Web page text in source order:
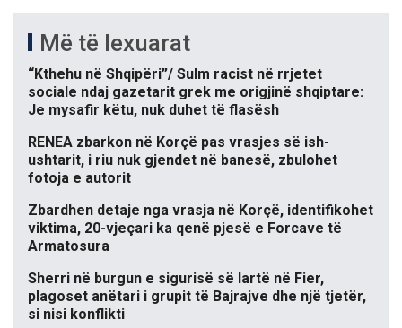
Më të lexuarat
“Kthehu në Shqipëri”/ Sulm racist në rrjetet
sociale ndaj gazetarit grek me origjinë shqiptare:
Je mysafir këtu, nuk duhet të flasësh
RENEA zbarkon në Korçë pas vrasjes së ish-
ushtarit, i riu nuk gjendet në banesë, zbulohet
fotoja e autorit
Zbardhen detaje nga vrasja në Korçë, identifikohet
viktima, 20-vjeçari ka qenë pjesë e Forcave të
Armatosura
Sherri në burgun e sigurisë së lartë në Fier,
plagoset anëtari i grupit të Bajrajve dhe një tjetër,
si nisi konflikti